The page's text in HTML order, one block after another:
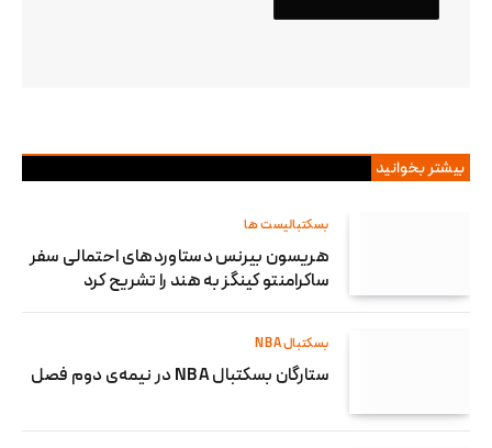
بیشتر بخوانید
بسکتبالیست ها
هریسون بیرنس دستاوردهای احتمالی سفر
ساکرامنتو کینگز به هند را تشریح کرد
بسکتبال NBA
ستارگان بسکتبال NBA در نیمه‌ی دوم فصل